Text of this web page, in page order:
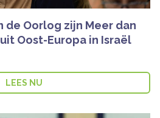
de Oorlog zijn Meer dan
Oost-Europa in Israël
LEES NU